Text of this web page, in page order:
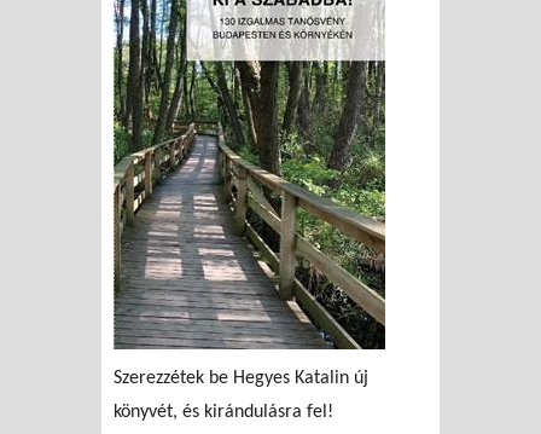
Szerezzétek be Hegyes Katalin új
könyvét, és kirándulásra fel!